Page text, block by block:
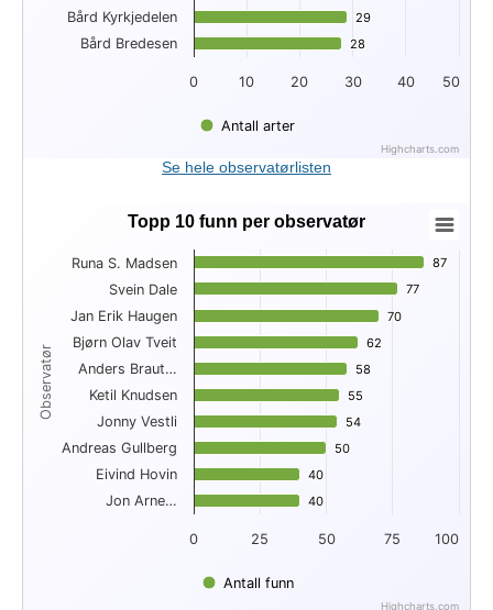
29
29
28
28
Antall arter
0 10 20 30 40 50
Bård Kyrkjedelen
Bård Bredesen
Highcharts.com
End of interactive chart.Se hele observatørlisten
Topp 10 funn per observatør
Bar chart with 10 bars.
View as data table, Topp 10 funn per observatør
The chart has 1 X axis displaying Observatør.
The chart has 1 Y axis displaying . Data ranges from 40 to
Observatør
Topp 10 funn per observatør
87
87
77
77
70
70
62
62
58
58
55
55
54
54
50
50
40
40
40
40
Antall funn
0 100
25 50 75
Runa S. Madsen
Svein Dale
Jan Erik Haugen
Bjørn Olav Tveit
Anders Braut…
Ketil Knudsen
Jonny Vestli
Andreas Gullberg
Eivind Hovin
Jon Arne…
Highcharts.com